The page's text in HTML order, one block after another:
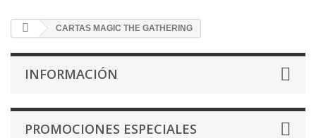
CARTAS MAGIC THE GATHERING
INFORMACIÓN
PROMOCIONES ESPECIALES